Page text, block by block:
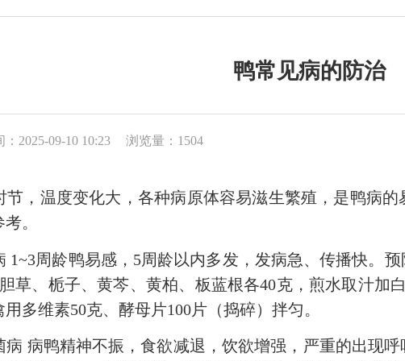
鸭常见病的防治
：2025-09-10 10:23 浏览量：1504
温度变化大，各种病原体容易滋生繁殖，是鸭病的
。
周龄鸭易感，5周龄以内多发，发病急、传播快。预
草、栀子、黄芩、黄柏、板蓝根各40克，煎水取汁加
多维素50克、酵母片100片（捣碎）拌匀。
病鸭精神不振，食欲减退，饮欲增强，严重的出现呼